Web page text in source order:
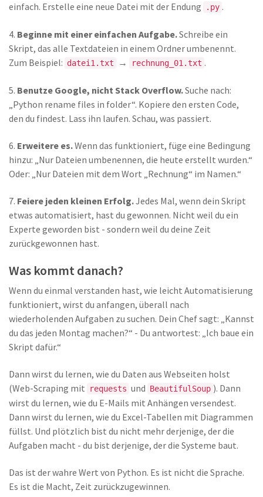
einfach. Erstelle eine neue Datei mit der Endung
.py .
4. Beginne mit einer einfachen Aufgabe.Schreibe ein
Skript, das alle Textdateien in einem Ordner umbenennt.
Zum Beispiel: datei1.txt → rechnung_01.txt .
5. Benutze Google, nicht Stack Overflow.Suche nach:
„Python rename files in folder“. Kopiere den ersten Code,
den du findest. Lass ihn laufen. Schau, was passiert.
6. Erweitere es.Wenn das funktioniert, füge eine Bedingung
hinzu: „Nur Dateien umbenennen, die heute erstellt wurden.“
Oder: „Nur Dateien mit dem Wort „Rechnung“ im Namen.“
7. Feiere jeden kleinen Erfolg.Jedes Mal, wenn dein Skript
etwas automatisiert, hast du gewonnen. Nicht weil du ein
Experte geworden bist - sondern weil du deine Zeit
zurückgewonnen hast.
Was kommt danach?
Wenn du einmal verstanden hast, wie leicht Automatisierung
funktioniert, wirst du anfangen, überall nach
wiederholenden Aufgaben zu suchen. Dein Chef sagt: „Kannst
du das jeden Montag machen?“ - Du antwortest: „Ich baue ein
Skript dafür.“
Dann wirst du lernen, wie du Daten aus Webseiten holst
(Web-Scraping mit
requests und BeautifulSoup ). Dann
wirst du lernen, wie du E-Mails mit Anhängen versendest.
Dann wirst du lernen, wie du Excel-Tabellen mit Diagrammen
füllst. Und plötzlich bist du nicht mehr derjenige, der die
Aufgaben macht - du bist derjenige, der die Systeme baut.
Das ist der wahre Wert von Python. Es ist nicht die Sprache.
Es ist die Macht, Zeit zurückzugewinnen.